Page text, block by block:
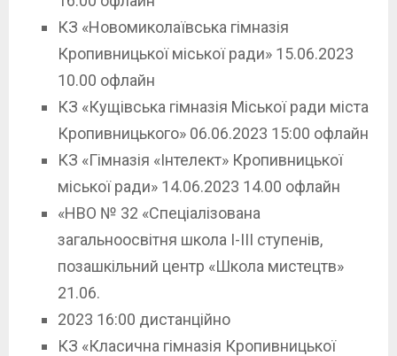
КЗ «Новомиколаївська гімназія
Кропивницької міської ради» 15.06.2023
10.00 офлайн
КЗ «Кущівська гімназія Міської ради міста
Кропивницького» 06.06.2023 15:00 офлайн
КЗ «Гімназія «Інтелект» Кропивницької
міської ради» 14.06.2023 14.00 офлайн
«НВО № 32 «Спеціалізована
загальноосвітня школа І-ІІІ ступенів,
позашкільний центр «Школа мистецтв»
21.06.
2023 16:00 дистанційно
КЗ «Класична гімназія Кропивницької